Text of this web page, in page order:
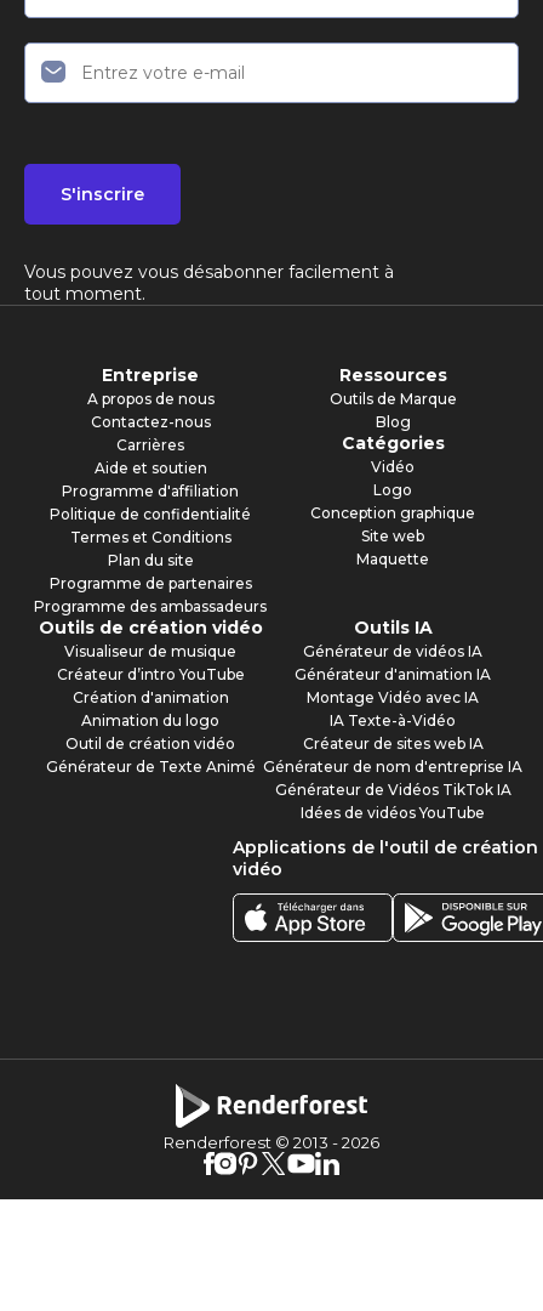
S'inscrire
Vous pouvez vous désabonner facilement à
tout moment.
Entreprise
A propos de nous
Contactez-nous
Carrières
Aide et soutien
Programme d'affiliation
Politique de confidentialité
Termes et Conditions
Plan du site
Programme de partenaires
Programme des ambassadeurs
Ressources
Outils de Marque
Blog
Catégories
Vidéo
Logo
Conception graphique
Site web
Maquette
Outils de création vidéo
Visualiseur de musique
Créateur d’intro YouTube
Création d'animation
Animation du logo
Outil de création vidéo
Générateur de Texte Animé
Outils IA
Générateur de vidéos IA
Générateur d'animation IA
Montage Vidéo avec IA
IA Texte-à-Vidéo
Créateur de sites web IA
Générateur de nom d'entreprise IA
Générateur de Vidéos TikTok IA
Idées de vidéos YouTube
Applications de l'outil de création
vidéo
Renderforest © 2013 -2026